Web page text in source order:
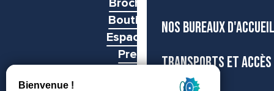
NOS BUREAUX D'ACCUEIL
TRANSPORTS ET ACCÈS
Brochures
Boutiques
Espace pro
Presse